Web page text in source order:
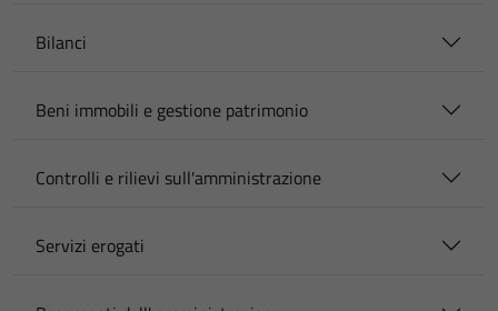
Bilanci
Beni immobili e gestione patrimonio
Controlli e rilievi sull'amministrazione
Servizi erogati